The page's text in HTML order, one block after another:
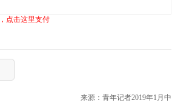
点击这里支付
来源：青年记者2019年1月中